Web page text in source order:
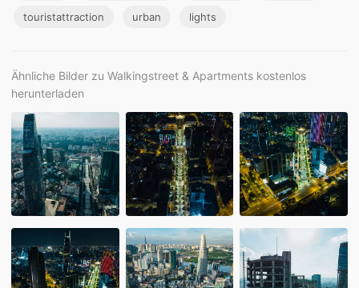
touristattraction urban lights
Ähnliche Bilder zu Walkingstreet & Apartments kostenlos
herunterladen